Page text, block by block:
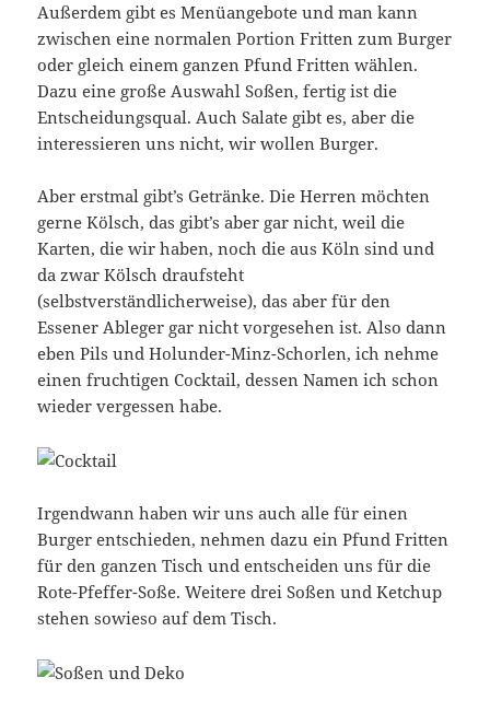
Außerdem gibt es Menüangebote und man kann
zwischen eine normalen Portion Fritten zum Burger
oder gleich einem ganzen Pfund Fritten wählen.
Dazu eine große Auswahl Soßen, fertig ist die
Entscheidungsqual. Auch Salate gibt es, aber die
interessieren uns nicht, wir wollen Burger.
Aber erstmal gibt’s Getränke. Die Herren möchten
gerne Kölsch, das gibt’s aber gar nicht, weil die
Karten, die wir haben, noch die aus Köln sind und
da zwar Kölsch draufsteht
(selbstverständlicherweise), das aber für den
Essener Ableger gar nicht vorgesehen ist. Also dann
eben Pils und Holunder-Minz-Schorlen, ich nehme
einen fruchtigen Cocktail, dessen Namen ich schon
wieder vergessen habe.
Irgendwann haben wir uns auch alle für einen
Burger entschieden, nehmen dazu ein Pfund Fritten
für den ganzen Tisch und entscheiden uns für die
Rote-Pfeffer-Soße. Weitere drei Soßen und Ketchup
stehen sowieso auf dem Tisch.